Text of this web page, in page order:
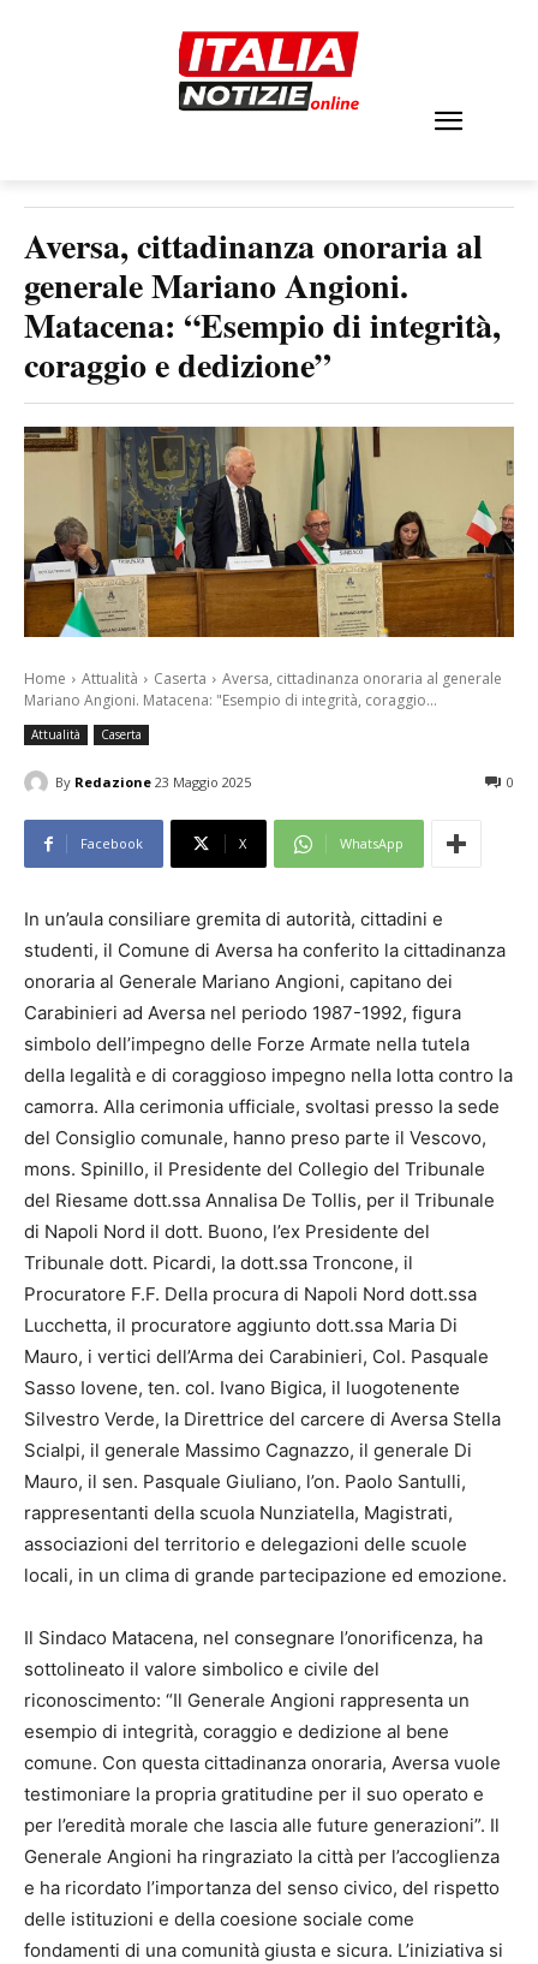
Aversa, cittadinanza onoraria al
generale Mariano Angioni.
Matacena: “Esempio di integrità,
coraggio e dedizione”
Home Attualità Caserta
Aversa, cittadinanza onoraria al generale
Mariano Angioni. Matacena: "Esempio di integrità, coraggio...
Attualità Caserta
By Redazione 23 Maggio 2025 0
Facebook X WhatsApp
In un’aula consiliare gremita di autorità, cittadini e
studenti, il Comune di Aversa ha conferito la cittadinanza
onoraria al Generale Mariano Angioni, capitano dei
Carabinieri ad Aversa nel periodo 1987-1992, figura
simbolo dell’impegno delle Forze Armate nella tutela
della legalità e di coraggioso impegno nella lotta contro la
camorra. Alla cerimonia ufficiale, svoltasi presso la sede
del Consiglio comunale, hanno preso parte il Vescovo,
mons. Spinillo, il Presidente del Collegio del Tribunale
del Riesame dott.ssa Annalisa De Tollis, per il Tribunale
di Napoli Nord il dott. Buono, l’ex Presidente del
Tribunale dott. Picardi, la dott.ssa Troncone, il
Procuratore F.F. Della procura di Napoli Nord dott.ssa
Lucchetta, il procuratore aggiunto dott.ssa Maria Di
Mauro, i vertici dell’Arma dei Carabinieri, Col. Pasquale
Sasso Iovene, ten. col. Ivano Bigica, il luogotenente
Silvestro Verde, la Direttrice del carcere di Aversa Stella
Scialpi, il generale Massimo Cagnazzo, il generale Di
Mauro, il sen. Pasquale Giuliano, l’on. Paolo Santulli,
rappresentanti della scuola Nunziatella, Magistrati,
associazioni del territorio e delegazioni delle scuole
locali, in un clima di grande partecipazione ed emozione.
Il Sindaco Matacena, nel consegnare l’onorificenza, ha
sottolineato il valore simbolico e civile del
riconoscimento: “Il Generale Angioni rappresenta un
esempio di integrità, coraggio e dedizione al bene
comune. Con questa cittadinanza onoraria, Aversa vuole
testimoniare la propria gratitudine per il suo operato e
per l’eredità morale che lascia alle future generazioni”. Il
Generale Angioni ha ringraziato la città per l’accoglienza
e ha ricordato l’importanza del senso civico, del rispetto
delle istituzioni e della coesione sociale come
fondamenti di una comunità giusta e sicura. L’iniziativa si